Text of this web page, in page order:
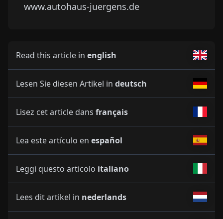
www.autohaus-juergens.de
Read this article in english
Lesen Sie diesen Artikel in deutsch
Lisez cet article dans français
Lea este artículo en español
Leggi questo articolo italiano
Lees dit artikel in nederlands